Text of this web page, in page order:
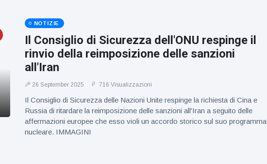
NOTIZIE
Il Consiglio di Sicurezza dell'ONU respinge il
rinvio della reimposizione delle sanzioni
all'Iran
26 September 2025 716 Visualizzazioni
Il Consiglio di Sicurezza delle Nazioni Unite respinge la richiesta di Cina e
Russia di ritardare la reimposizione delle sanzioni all'Iran a seguito delle
affermazioni europee che esso violi un accordo storico sul suo programma
nucleare. IMMAGINI